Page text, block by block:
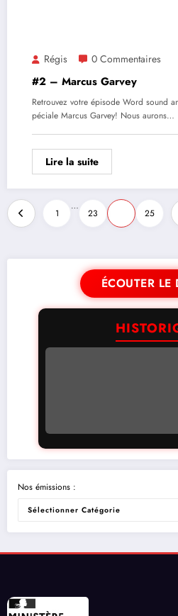
Régis 0 Commentaires
#2 – Marcus Garvey
Retrouvez votre épisode Word sound
péciale Marcus Garvey! Nous aurons…
Lire la suite
1
…
23 25
ÉCOUTER LE
Nos émissions :